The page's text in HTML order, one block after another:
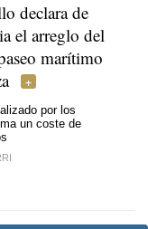
declara de
el arreglo del
marítimo
por los
un coste de